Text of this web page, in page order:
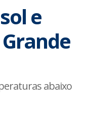
e
abaixo